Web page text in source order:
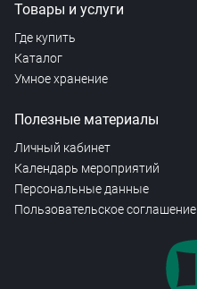
Товары и услуги
Где купить
Каталог
Умное хранение
Полезные материалы
Личный кабинет
Календарь мероприятий
Персональные данные
Пользовательское соглашение